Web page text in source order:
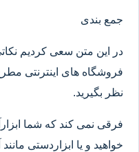
جمع بندی
در این متن سعی کردیم
فروشگاه های اینترنتی
نظر بگیرید.
فرقی نمی کند که شما
خواهید و یا ابزاردستی